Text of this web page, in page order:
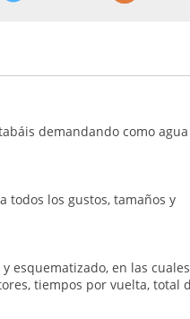
demandando como
todos los gustos, tamaños y
esquematizado, en las
tiempos por vuelta, total